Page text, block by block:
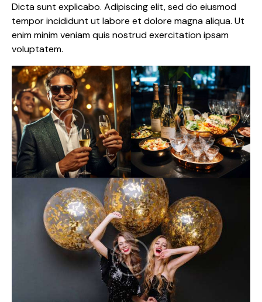
Dicta sunt explicabo. Adipiscing elit, sed do eiusmod
tempor incididunt ut labore et dolore magna aliqua. Ut
enim minim veniam quis nostrud exercitation ipsam
voluptatem.